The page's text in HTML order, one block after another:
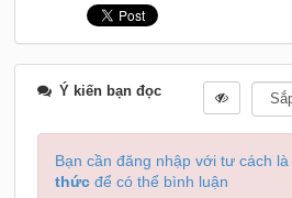
Ý kiến bạn đọc
Bạn cần đăng nhập với tư cách là
thức để có thể bình luận